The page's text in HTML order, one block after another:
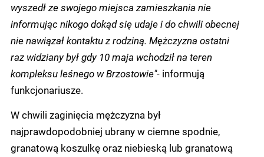
wyszedł ze swojego miejsca zamieszkania nie
informując nikogo dokąd się udaje i do chwili obecnej
nie nawiązał kontaktu z rodziną. Mężczyzna ostatni
raz widziany był gdy 10 maja wchodził na teren
kompleksu leśnego w Brzostowie"- informują
funkcjonariusze.
W chwili zaginięcia mężczyzna był
najprawdopodobniej ubrany w ciemne spodnie,
granatową koszulkę oraz niebieską lub granatową